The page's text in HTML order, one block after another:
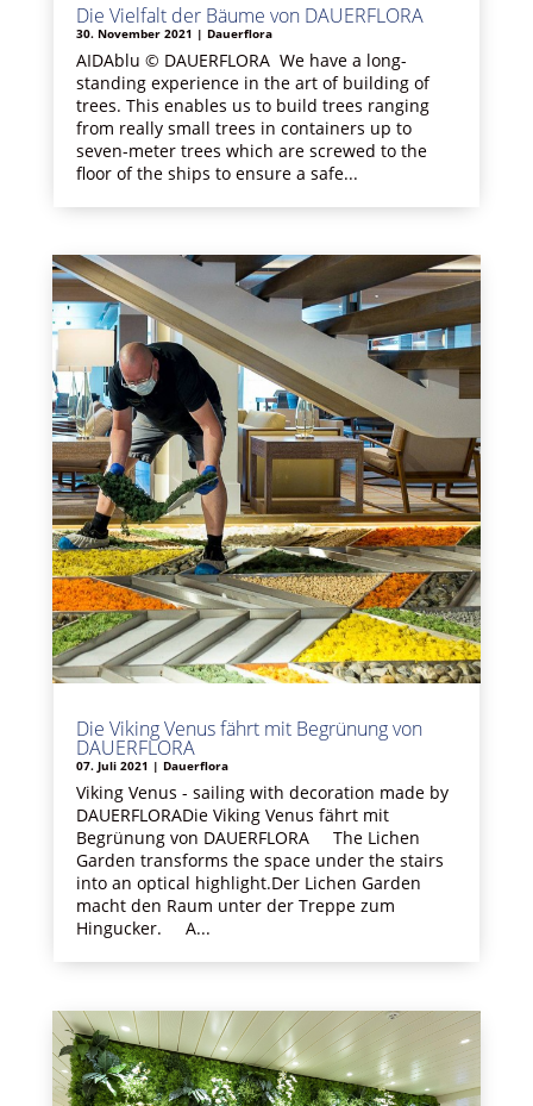
Die Vielfalt der Bäume von DAUERFLORA
30. November 2021 | Dauerflora
AIDAblu © DAUERFLORA We have a long-
standing experience in the art of building of
trees. This enables us to build trees ranging
from really small trees in containers up to
seven-meter trees which are screwed to the
floor of the ships to ensure a safe...
Die Viking Venus fährt mit Begrünung von
DAUERFLORA
07. Juli 2021 | Dauerflora
Viking Venus - sailing with decoration made by
DAUERFLORADie Viking Venus fährt mit
Begrünung von DAUERFLORA The Lichen
Garden transforms the space under the stairs
into an optical highlight.Der Lichen Garden
macht den Raum unter der Treppe zum
Hingucker. A...